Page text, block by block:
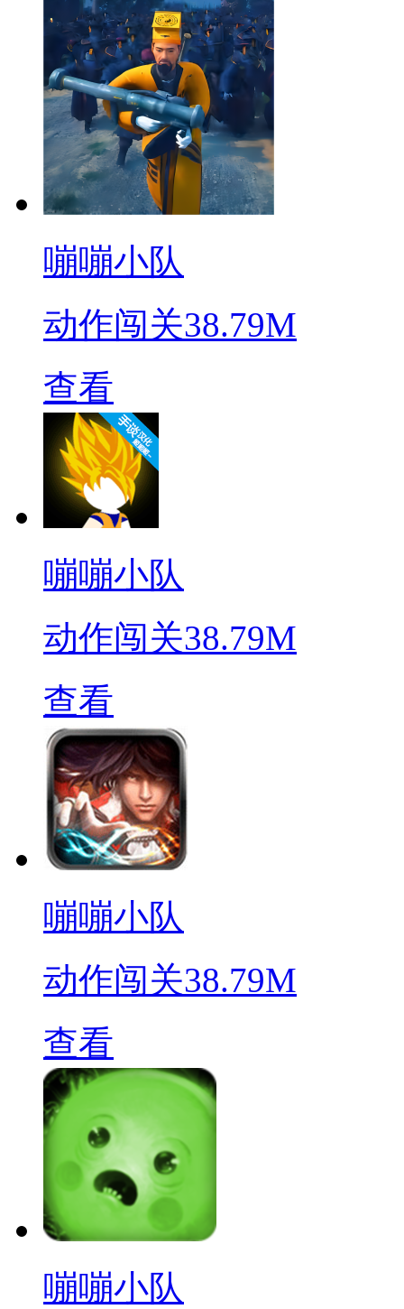
嘣嘣小队
动作闯关38.79M
查看
嘣嘣小队
动作闯关38.79M
查看
嘣嘣小队
动作闯关38.79M
查看
嘣嘣小队